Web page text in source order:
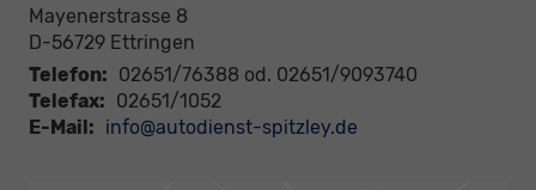
Mayenerstrasse 8
D-56729 Ettringen
Telefon: 02651/76388 od. 02651/9093740
Telefax: 02651/1052
E-Mail: info@autodienst-spitzley.de